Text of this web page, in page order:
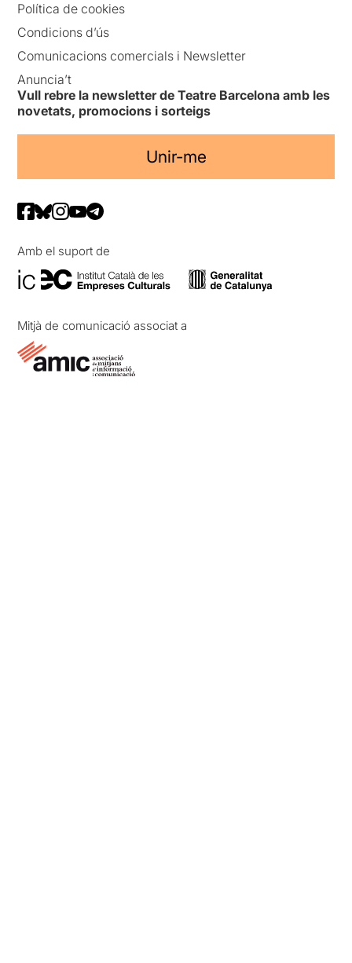
Política de cookies
Condicions d’ús
Comunicacions comercials i Newsletter
Anuncia’t
Vull rebre la newsletter de Teatre Barcelona amb les
novetats, promocions i sorteigs
Unir-me
Amb el suport de
Mitjà de comunicació associat a